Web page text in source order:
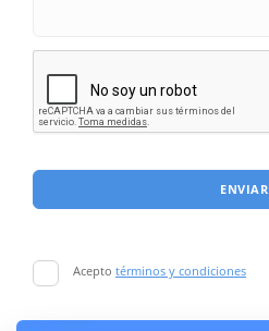
ENVIAR
Acepto términos y condiciones